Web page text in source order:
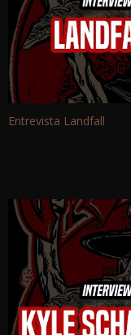
Entrevista Landfall